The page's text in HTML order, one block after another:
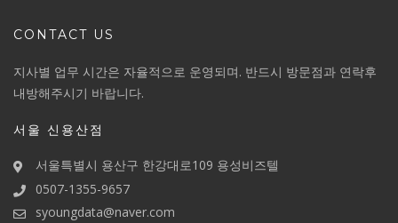
CONTACT US
지사별 업무 시간은 자율적으로 운영되며. 반드시 방문점과 연락후
내방해주시기 바랍니다.
서울 신용산점
서울특별시 용산구 한강대로109 용성비즈텔
0507-1355-9657
syoungdata@naver.com